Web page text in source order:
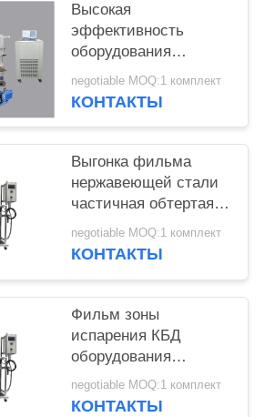
Высокая
эффективность
оборудования
извлечения
полностью готового
решения травяная
negotiable MOQ:1 комплект
КОНТАКТЫ
Выгонка фильма
нержавеющей стали
частичная обтертая
молекулярная
negotiable MOQ:1 комплект
КОНТАКТЫ
Фильм зоны
испарения КБД
оборудования
выгонки
нержавеющей стали
negotiable MOQ:1 комплект
КОНТАКТЫ